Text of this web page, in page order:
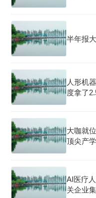
半年报
人形机
度拿了
大咖就
顶尖产
AI医疗
关企业